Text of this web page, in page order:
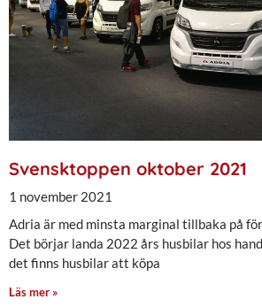
Svensktoppen oktober 2021
1 november 2021
Adria är med minsta marginal tillbaka på
Det börjar landa 2022 års husbilar hos
det finns husbilar att köpa
Läs mer »